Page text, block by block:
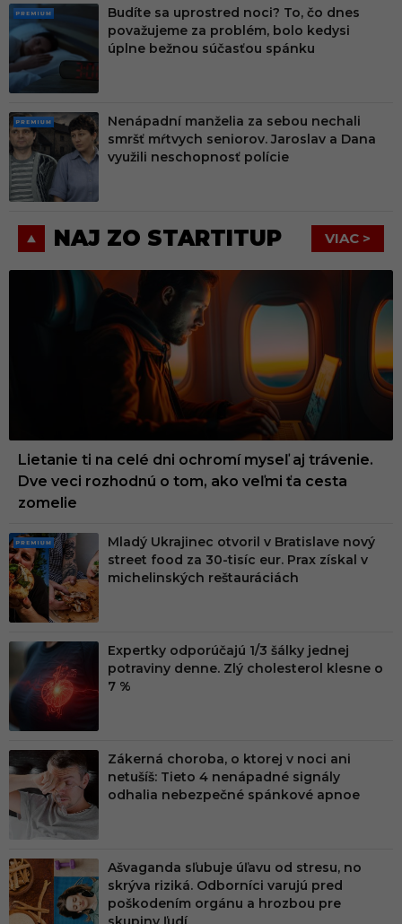
PRE
MIU
M
Budíte sa uprostred noci? To, čo dnes
považujeme za problém, bolo kedysi
úplne bežnou súčasťou spánku
PRE
MIU
M
Nenápadní manželia za sebou nechali
smršť mŕtvych seniorov. Jaroslav a Dana
využili neschopnosť polície
NAJ ZO STARTITUP VIAC >
Lietanie ti na celé dni ochromí myseľ aj trávenie.
Dve veci rozhodnú o tom, ako veľmi ťa cesta
zomelie
PRE
MIU
M
Mladý Ukrajinec otvoril v Bratislave nový
street food za 30-tisíc eur. Prax získal v
michelinských reštauráciách
Expertky odporúčajú 1/3 šálky jednej
potraviny denne. Zlý cholesterol klesne o
7 %
Zákerná choroba, o ktorej v noci ani
netušíš: Tieto 4 nenápadné signály
odhalia nebezpečné spánkové apnoe
Ašvaganda sľubuje úľavu od stresu, no
skrýva riziká. Odborníci varujú pred
poškodením orgánu a hrozbou pre